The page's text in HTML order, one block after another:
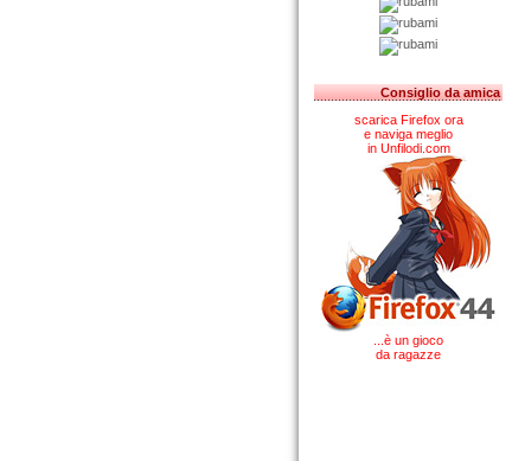
Consiglio da amica
scarica Firefox ora
e naviga meglio
in Unfilodi.com
...è un gioco
da ragazze